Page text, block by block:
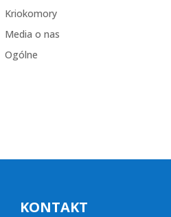
Kriokomory
Media o nas
Ogólne
KONTAKT